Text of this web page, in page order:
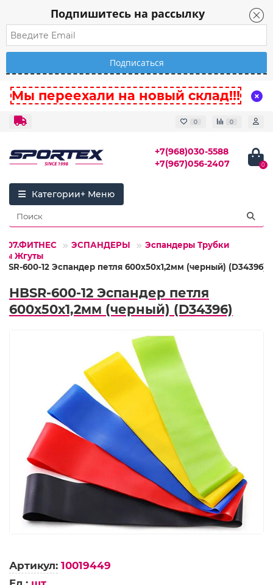
Подпишитесь на рассылку
Мы переехали на новый склад!!!
0 0
+7(968)030-5588
+7(967)056-2407
0
Категории
07.ФИТНЕС ЭСПАНДЕРЫ
Эспандеры Трубки
Жгуты
600-12 Эспандер петля 600х50х1,2мм (черный) (D34396)
HBSR-600-12 Эспандер петля
600х50х1,2мм (черный) (D34396)
Артикул: 10019449